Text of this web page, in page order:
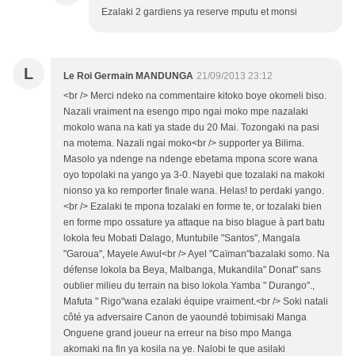
Ezalaki 2 gardiens ya reserve mputu et monsi
L Le Roi Germain MANDUNGA 21/09/2013 23:12
<br /> Merci ndeko na commentaire kitoko boye okomeli biso.
Nazali vraiment na esengo mpo ngai moko mpe nazalaki
mokolo wana na kati ya stade du 20 Mai. Tozongaki na pasi
na motema. Nazali ngai moko<br /> supporter ya Bilima.
Masolo ya ndenge na ndenge ebetama mpona score wana
oyo topolaki na yango ya 3-0. Nayebi que tozalaki na makoki
nionso ya ko remporter finale wana. Helas! to perdaki yango.
<br /> Ezalaki te mpona tozalaki en forme te, or tozalaki bien
en forme mpo ossature ya attaque na biso blague à part batu
lokola feu Mobati Dalago, Muntubile "Santos", Mangala
"Garoua", Mayele Awul<br /> Ayel "Caïman"bazalaki somo. Na
défense lokola ba Beya, Malbanga, Mukandila" Donat" sans
oublier milieu du terrain na biso lokola Yamba " Durango".,
Mafuta " Rigo"wana ezalaki équipe vraiment.<br /> Soki natali
côté ya adversaire Canon de yaoundé tobimisaki Manga
Onguene grand joueur na erreur na biso mpo Manga
akomaki na fin ya kosila na ye. Nalobi te que asilaki